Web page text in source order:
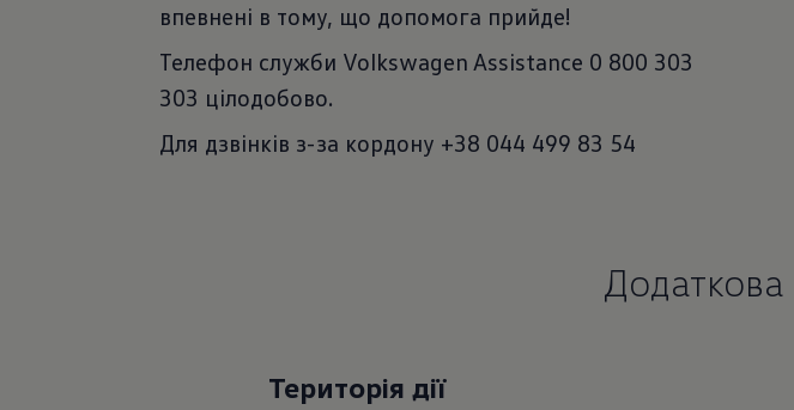
впевнені в тому, що допомога прийде!
Телефон служби Volkswagen Assistance 0 800 303
303 цілодобово.
Для дзвінків з-за кордону +38 044 499 83 54
Додаткова
Територія дії